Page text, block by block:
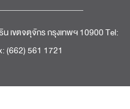
เขตจตุจักร กรุงเทพฯ 10900 Tel:
(662) 561 1721